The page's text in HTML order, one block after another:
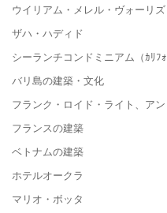
ウイリアム・メレル・ヴォーリズ
ザハ・ハディド
シーランチコンドミニアム（ｶﾘﾌ
バリ島の建築・文化
フランク・ロイド・ライト、ア
フランスの建築
ベトナムの建築
ホテルオークラ
マリオ・ボッタ